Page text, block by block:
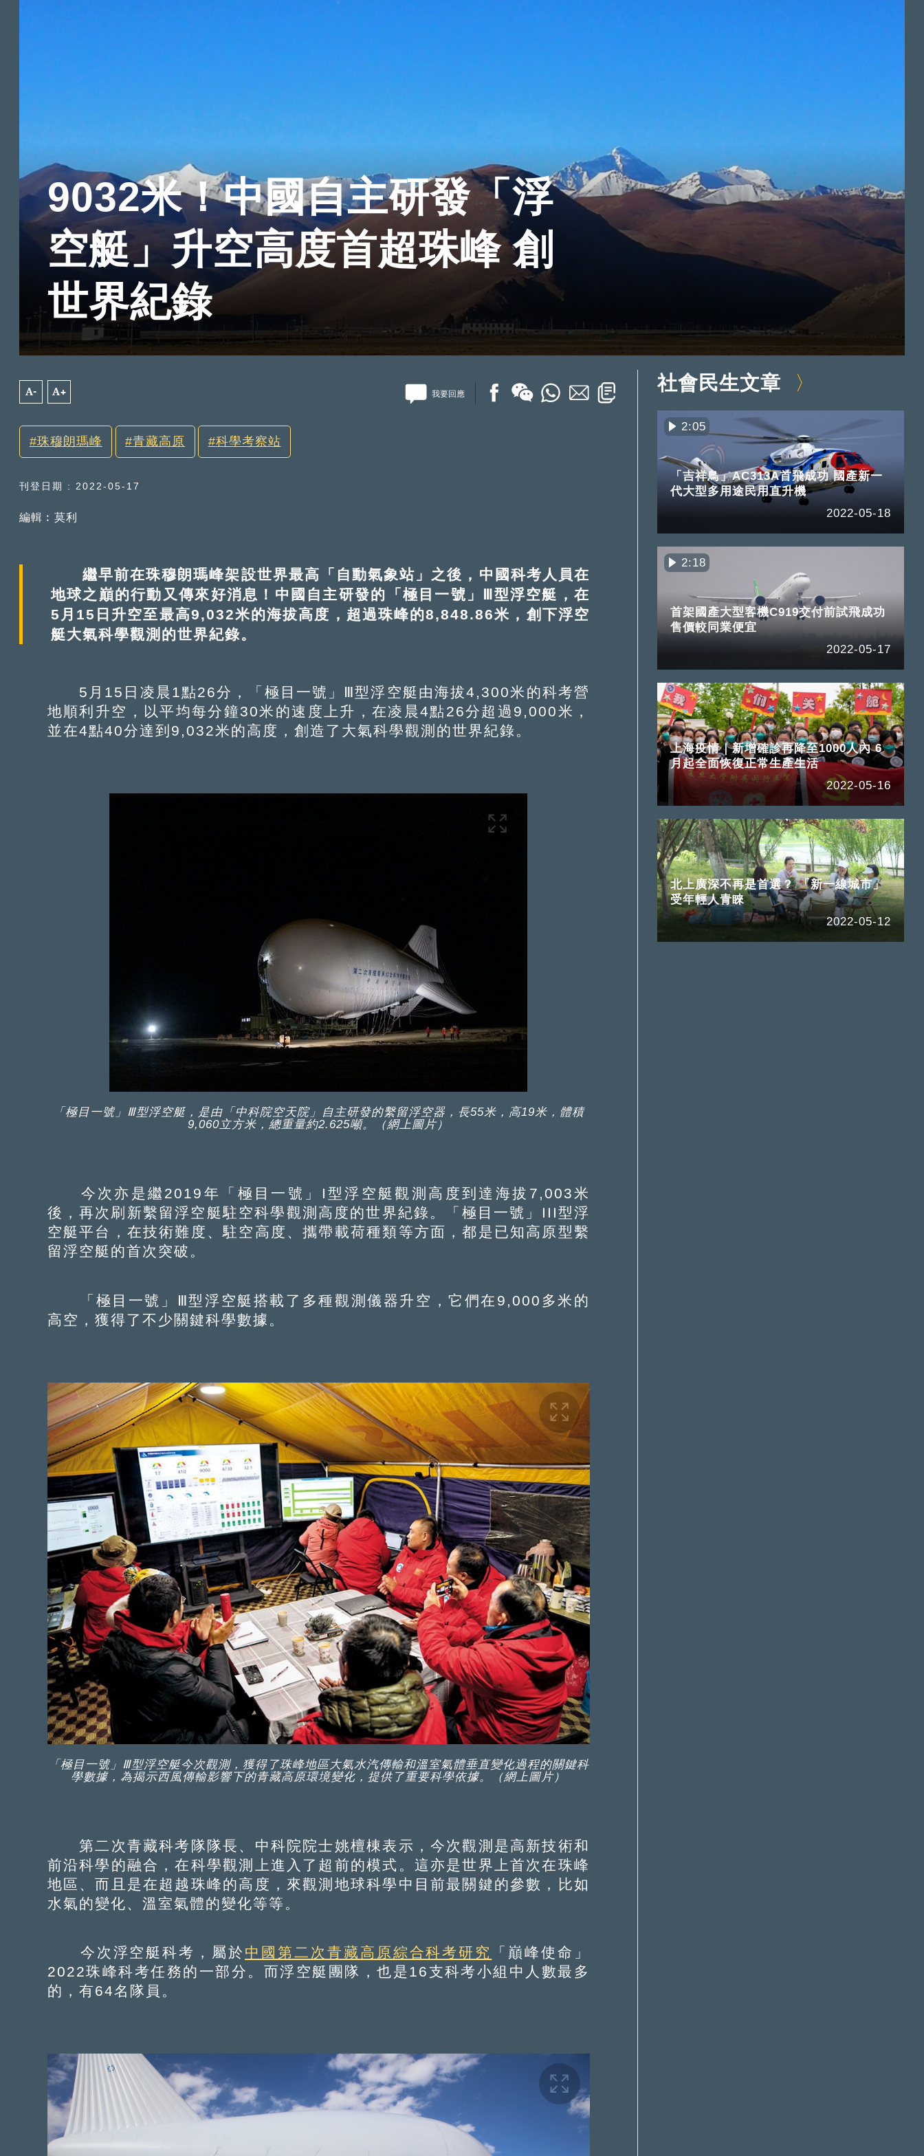
9032米！中國自主研發「浮
空艇」升空高度首超珠峰 創
世界紀錄
A- A+ 我要回應
珠穆朗瑪峰 青藏高原 科學考察站
刊登日期 : 2022-05-17
編輯︰莫利
繼早前在珠穆朗瑪峰架設世界最高「自動氣象站」之後，中國科考人員在
地球之巔的行動又傳來好消息！中國自主研發的「極目一號」Ⅲ型浮空艇，在
5月15日升空至最高9,032米的海拔高度，超過珠峰的8,848.86米，創下浮空
艇大氣科學觀測的世界紀錄。
5月15日凌晨1點26分，「極目一號」Ⅲ型浮空艇由海拔4,300米的科考營
地順利升空，以平均每分鐘30米的速度上升，在凌晨4點26分超過9,000米，
並在4點40分達到9,032米的高度，創造了大氣科學觀測的世界紀錄。
「極目一號」Ⅲ型浮空艇，是由「中科院空天院」自主研發的繫留浮空器，長55米，高19米，體積
9,060立方米，總重量約2.625噸。（網上圖片）
今次亦是繼2019年「極目一號」I型浮空艇觀測高度到達海拔7,003米
後，再次刷新繫留浮空艇駐空科學觀測高度的世界紀錄。「極目一號」III型浮
空艇平台，在技術難度、駐空高度、攜帶載荷種類等方面，都是已知高原型繫
留浮空艇的首次突破。
「極目一號」Ⅲ型浮空艇搭載了多種觀測儀器升空，它們在9,000多米的
高空，獲得了不少關鍵科學數據。
「極目一號」Ⅲ型浮空艇今次觀測，獲得了珠峰地區大氣水汽傳輸和溫室氣體垂直變化過程的關鍵科
學數據，為揭示西風傳輸影響下的青藏高原環境變化，提供了重要科學依據。（網上圖片）
第二次青藏科考隊隊長、中科院院士姚檀棟表示，今次觀測是高新技術和
前沿科學的融合，在科學觀測上進入了超前的模式。這亦是世界上首次在珠峰
地區、而且是在超越珠峰的高度，來觀測地球科學中目前最關鍵的參數，比如
水氣的變化、溫室氣體的變化等等。
今次浮空艇科考，屬於 中國第二次青藏高原綜合科考研究
「巔峰使命」
2022珠峰科考任務的一部分。而浮空艇團隊，也是16支科考小組中人數最多
的，有64名隊員。
社會民生文章
2:05
「吉祥鳥」AC313A首飛成功 國產新一
代大型多用途民用直升機
2022-05-18
2:18
首架國產大型客機C919交付前試飛成功
售價較同業便宜
2022-05-17
上海疫情｜新增確診再降至1000人內 6
月起全面恢復正常生產生活
2022-05-16
北上廣深不再是首選？ 「新一線城市」
受年輕人青睞
2022-05-12